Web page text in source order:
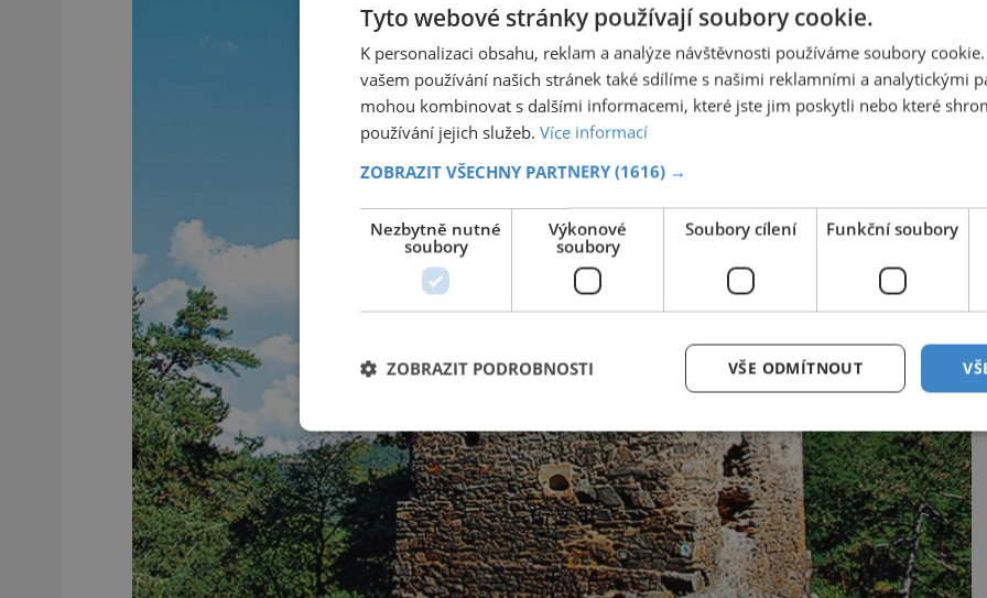
Tyto webové stránky používají soubory cookie.
K personalizaci obsahu, reklam a analýze návštěvnosti používáme soubory
vašem používání našich stránek také sdílíme s našimi reklamními a analytickými
mohou kombinovat s dalšími informacemi, které jste jim poskytli nebo které
používání jejich služeb. Více informací
ZOBRAZIT VŠECHNY PARTNERY (1616) →
Nezbytně nutné
soubory
Výkonové
soubory
Soubory cílení Funkční soubory
VŠE ODMÍTNOUT
ZOBRAZIT PODROBNOSTI